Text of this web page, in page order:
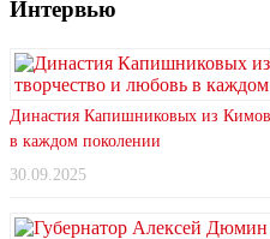
Интервью
Династия Капишниковых из
в каждом поколении
30.09.2025